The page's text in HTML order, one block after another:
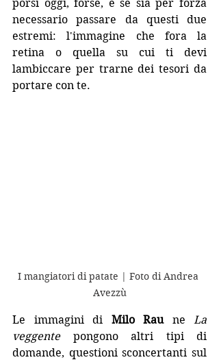
porsi oggi, forse, è se sia per forza
necessario passare da questi due
estremi: l'immagine che fora la
retina o quella su cui ti devi
lambiccare per trarne dei tesori da
portare con te.
I mangiatori di patate | Foto di Andrea
Avezzù
Le immagini di Milo Rau ne La
veggente pongono altri tipi di
domande, questioni sconcertanti sul